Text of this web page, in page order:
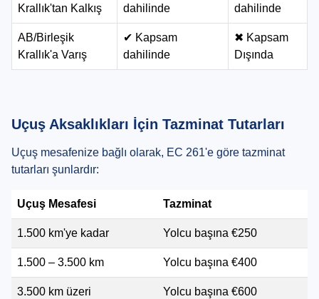
Krallık'tan Kalkış
dahilinde
dahilinde
AB/Birleşik
Krallık'a Varış
✔ Kapsam
dahilinde
✖ Kapsam
Dışında
Uçuş Aksaklıkları İçin Tazminat Tutarları
Uçuş mesafenize bağlı olarak, EC 261'e göre tazminat
tutarları şunlardır:
Uçuş Mesafesi Tazminat
1.500 km'ye kadar Yolcu başına €250
1.500 – 3.500 km Yolcu başına €400
3.500 km üzeri Yolcu başına €600